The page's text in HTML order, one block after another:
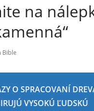
na
Bible
O SPRACOVANÍ
VYSOKÚ ĽUDSKÚ